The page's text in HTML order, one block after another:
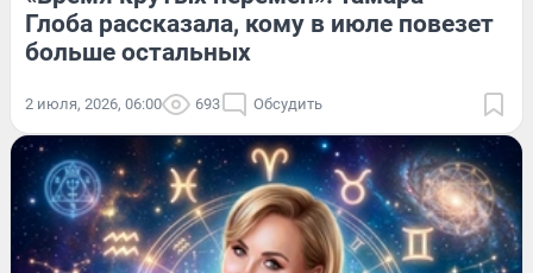
Глоба рассказала, кому в июле повезет
больше остальных
2 июля, 2026, 06:00 693 Обсудить